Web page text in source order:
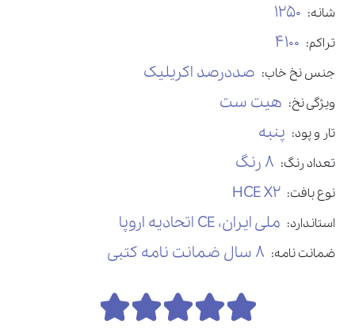
شانه: 1250
تراکم: 4100
جنس نخ خاب: صددرصد اکریلیک
ویژگی نخ: هیت ست
تار و پود: پنبه
تعداد رنگ: 8 رنگ
نوع بافت: HCE X2
استاندارد: ملی ایران، CE اتحادیه اروپا
ضمانت نامه: 8 سال ضمانت نامه کتبی